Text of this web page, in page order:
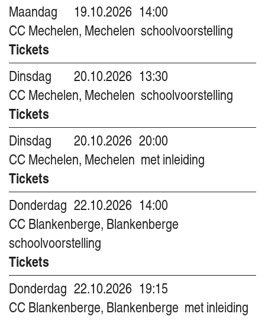
Maandag
19.10.2026 14:00
CC Mechelen, Mechelen schoolvoorstelling
Tickets
Dinsdag
20.10.2026 13:30
CC Mechelen, Mechelen schoolvoorstelling
Tickets
Dinsdag
20.10.2026 20:00
CC Mechelen, Mechelen met inleiding
Tickets
Donderdag 22.10.2026 14:00
CC Blankenberge, Blankenberge
schoolvoorstelling
Tickets
Donderdag 22.10.2026 19:15
CC Blankenberge, Blankenberge met inleiding